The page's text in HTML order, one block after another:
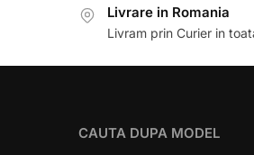
Livrare in Romania
Livram prin Curier in
CAUTA DUPA MODEL